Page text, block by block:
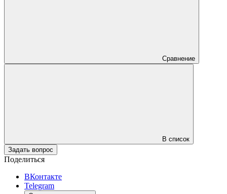
Сравнение
В список
Задать вопрос
Поделиться
ВКонтакте
Telegram